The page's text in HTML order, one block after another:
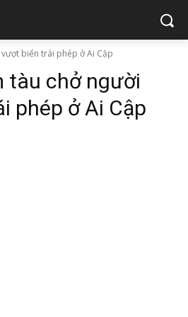
biển trái phép ở Ai Cập
tàu chở người
phép ở Ai Cập